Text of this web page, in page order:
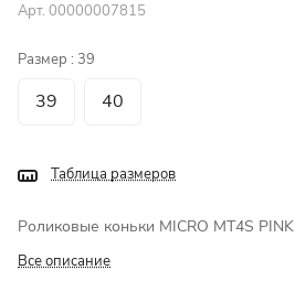
Арт. 00000007815
Размер : 39
39 40
Таблица размеров
Роликовые коньки MICRO MT4S PINK
Все описание